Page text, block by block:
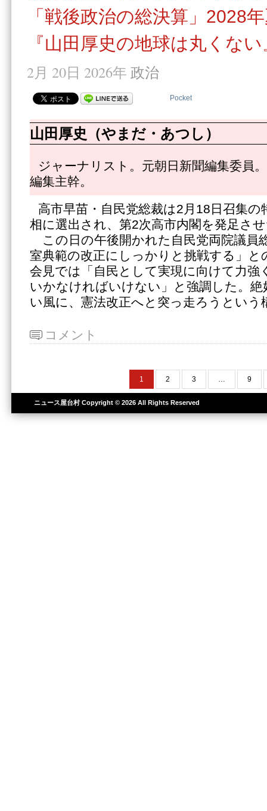
「戦後政治の総決算」2028
『山田厚史の地球は丸くな
2月 20日 2026年 政治
Pocket
山田厚史（やまだ・あつし）
ジャーナリスト。元朝日新聞編集委員
編集主幹。
高市早苗・自民党総裁は2月18日召集の
相に選出され、第2次高市内閣を発足さ
この日の午後開かれた自民党両院議員
室典範の改正にしっかりと挑戦する」と
会見では「自民として実現に向けて力強
いかなければいけない」と強調した。絶
い風に、憲法改正へと突っ走ろうという
コメント
1 2 3 … 9
ニュース屋台村Copyright © 2026 All Rights Reserved